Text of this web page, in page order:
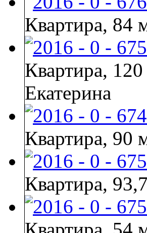
Квартира, 84
Квартира, 120
Екатерина
Квартира, 90
Квартира,